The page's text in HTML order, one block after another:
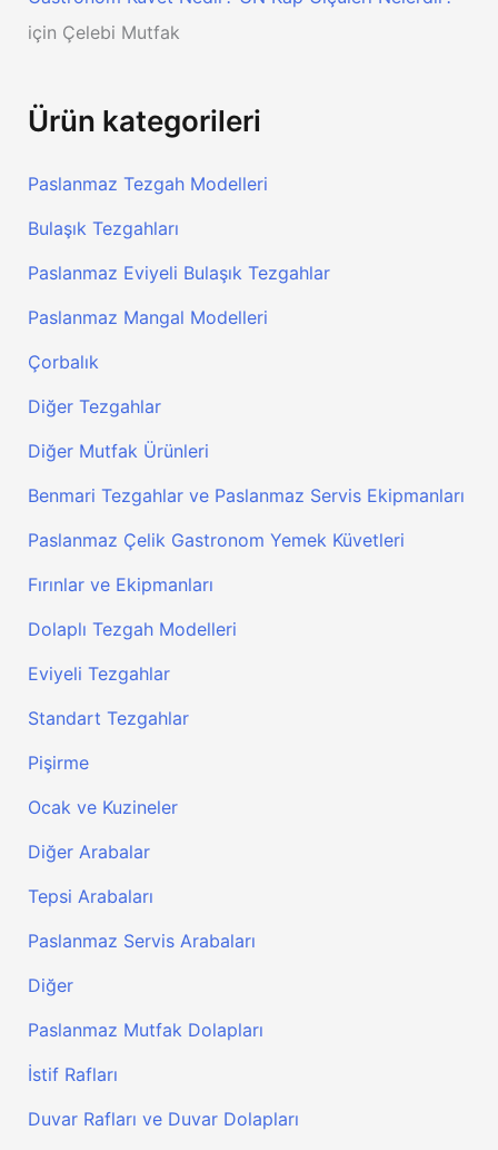
için Çelebi Mutfak
Ürün kategorileri
Paslanmaz Tezgah Modelleri
Bulaşık Tezgahları
Paslanmaz Eviyeli Bulaşık Tezgahlar
Paslanmaz Mangal Modelleri
Çorbalık
Diğer Tezgahlar
Diğer Mutfak Ürünleri
Benmari Tezgahlar ve Paslanmaz Servis Ekipmanları
Paslanmaz Çelik Gastronom Yemek Küvetleri
Fırınlar ve Ekipmanları
Dolaplı Tezgah Modelleri
Eviyeli Tezgahlar
Standart Tezgahlar
Pişirme
Ocak ve Kuzineler
Diğer Arabalar
Tepsi Arabaları
Paslanmaz Servis Arabaları
Diğer
Paslanmaz Mutfak Dolapları
İstif Rafları
Duvar Rafları ve Duvar Dolapları